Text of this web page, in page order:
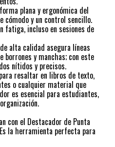
plana y ergonómica del
cómodo y un control sencillo.
fatiga, incluso en sesiones de
alta calidad asegura líneas
borrones y manchas; con este
nítidos y precisos.
resaltar en libros de texto,
o cualquier material que
es esencial para estudiantes,
con el Destacador de Punta
la herramienta perfecta para